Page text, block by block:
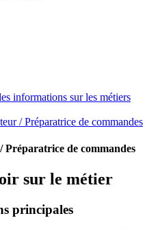
informations sur les métiers
/ Préparatrice de commandes
Préparatrice de commandes
sur le métier
principales